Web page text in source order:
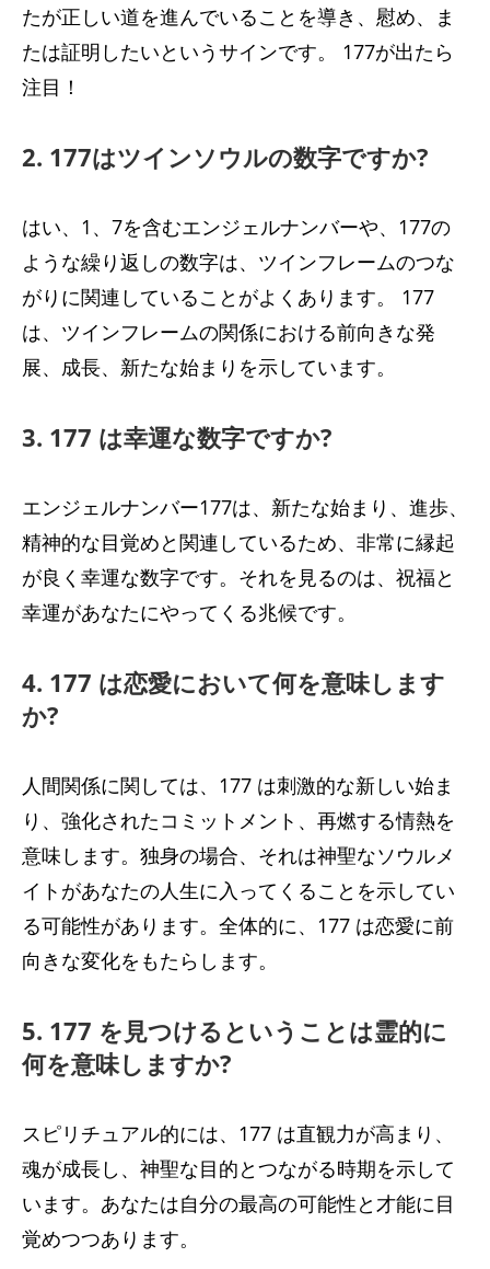
たが正しい道を進んでいることを導き、慰め、ま
たは証明したいというサインです。 177が出たら
注目！
2. 177はツインソウルの数字ですか?
はい、1、7を含むエンジェルナンバーや、177の
ような繰り返しの数字は、ツインフレームのつな
がりに関連していることがよくあります。 177
は、ツインフレームの関係における前向きな発
展、成長、新たな始まりを示しています。
3. 177 は幸運な数字ですか?
エンジェルナンバー177は、新たな始まり、進歩、
精神的な目覚めと関連しているため、非常に縁起
が良く幸運な数字です。それを見るのは、祝福と
幸運があなたにやってくる兆候です。
4. 177 は恋愛において何を意味します
か?
人間関係に関しては、177 は刺激的な新しい始ま
り、強化されたコミットメント、再燃する情熱を
意味します。独身の場合、それは神聖なソウルメ
イトがあなたの人生に入ってくることを示してい
る可能性があります。全体的に、177 は恋愛に前
向きな変化をもたらします。
5. 177 を見つけるということは霊的に
何を意味しますか?
スピリチュアル的には、177 は直観力が高まり、
魂が成長し、神聖な目的とつながる時期を示して
います。あなたは自分の最高の可能性と才能に目
覚めつつあります。